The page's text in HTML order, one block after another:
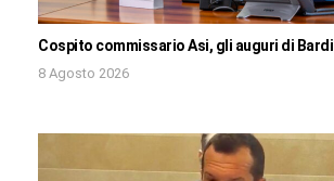
Cospito commissario Asi, gli auguri di Bardi
8 Agosto 2026